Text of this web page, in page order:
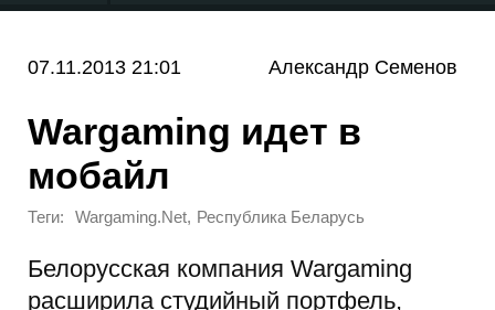
07.11.2013 21:01 Александр Семенов
Wargaming идет в
мобайл
Теги: Wargaming.Net, Республика Беларусь
Белорусская компания Wargaming
расширила студийный портфель,